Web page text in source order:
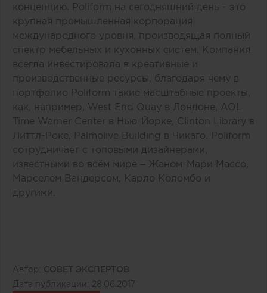
концепцию. Poliform на сегодняшний день - это
крупная промышленная корпорация
международного уровня, производящая полный
спектр мебельных и кухонных систем. Компания
всегда инвестировала в креативные и
производственные ресурсы, благодаря чему в
портфолио Poliform такие масштабные проекты,
как, например, West End Quay в Лондоне, AOL
Time Warner Center в Нью-Йорке, Clinton Library в
Литтл-Роке, Palmolive Building в Чикаго. Poliform
сотрудничает с топовыми дизайнерами,
известными во всём мире – Жаном-Мари Массо,
Марселем Вандерсом, Карло Коломбо и
другими.
Автор: СОВЕТ ЭКСПЕРТОВ
Дата публикации:
28.06.2017